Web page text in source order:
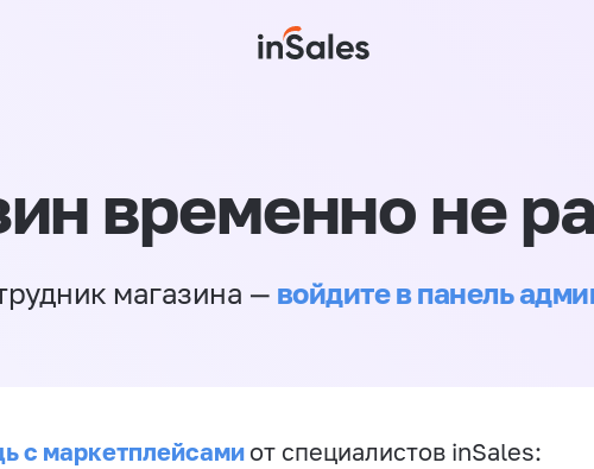
временно не
магазина — войдите в панель
с маркетплейсами от специалистов inSales: